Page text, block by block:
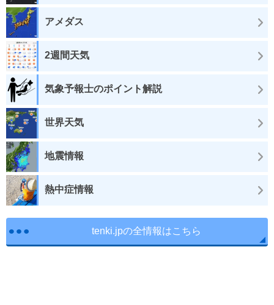
アメダス
2週間天気
気象予報士のポイント解説
世界天気
地震情報
熱中症情報
tenki.jpの全情報はこちら